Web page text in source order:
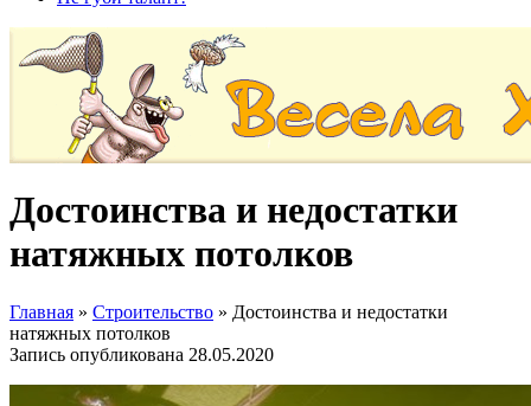
Достоинства и недостатки
натяжных потолков
Главная » Строительство » Достоинства и недостатки
натяжных потолков
Запись опубликована 28.05.2020